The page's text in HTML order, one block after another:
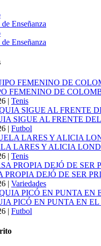
FEMENINO DE
| Tenis
SIGUE AL FRENTE
| Futbol
LARES Y ALICIA
| Tenis
PROPIA DEJÓ DE SER
| Variedades
PICÓ EN PUNTA EN
| Futbol